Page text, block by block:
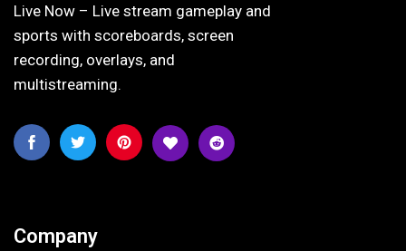
Live Now – Live stream gameplay and
sports with scoreboards, screen
recording, overlays, and
multistreaming.
Company